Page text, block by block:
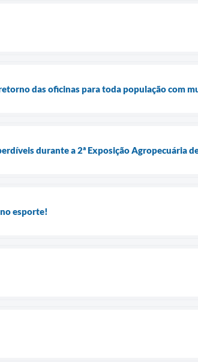
das oficinas para toda população com
durante a 2ª Exposição Agropecuária
esporte!